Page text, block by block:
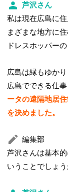
芦沢さん
私は現在広島に
まざまな地方に
ドレスホッパー
広島は縁もゆか
広島でできる仕
ータの遠隔地居
を決めました。
編集部
芦沢さんは基本
いうことでしょう